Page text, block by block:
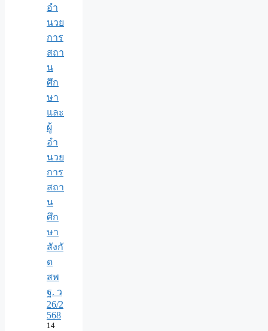
อำ
นวย
การ
สถา
น
ศึก
ษา
และ
ผู้
อำ
นวย
การ
สถา
น
ศึก
ษา
สังกั
ด
สพ
ฐ. ว
26/2
568
14